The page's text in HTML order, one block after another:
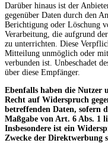
Darüber hinaus ist der
gegenüber Daten durch den
Berichtigung oder Löschung
Verarbeitung, die aufgrund
zu unterrichten. Diese
Mitteilung unmöglich oder
verbunden ist. Unbeschadet
über diese Empfänger.
Ebenfalls haben die Nutzer
Recht auf Widerspruch
betreffenden Daten, sofern
Maßgabe von Art. 6 Abs. 1
Insbesondere ist ein
Zwecke der Direktwerbung